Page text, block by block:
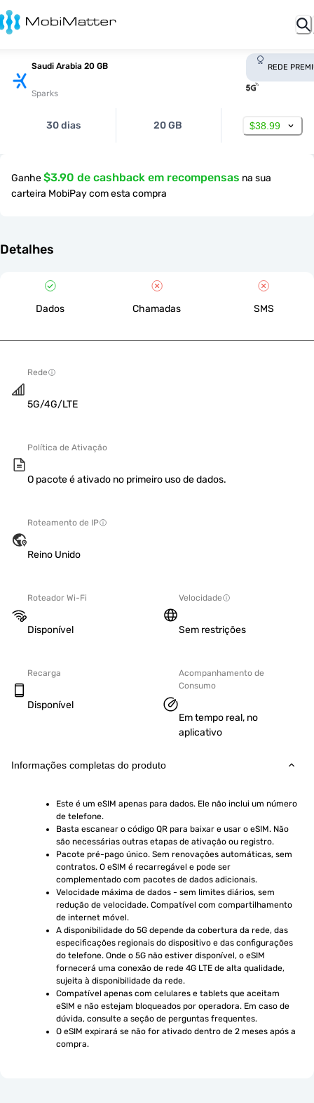
Saudi Arabia 20 GB
Sparks
REDE
30 dias 20 GB $38.99
Ganhe$3.90 de cashback em recompensas na sua
carteira MobiPay com esta compra
Detalhes
Dados Chamadas SMS
Rede
5G/4G/LTE
Política de Ativação
O pacote é ativado no primeiro uso de dados.
Roteamento de IP
Reino Unido
Roteador Wi-Fi
Disponível
Velocidade
Sem restrições
Recarga
Disponível
Acompanhamento de
Consumo
Em tempo real, no
aplicativo
Informações completas do produto
Este é um eSIM apenas para dados. Ele não inclui um número
de telefone.
Basta escanear o código QR para baixar e usar o eSIM. Não
são necessárias outras etapas de ativação ou registro.
Pacote pré-pago único. Sem renovações automáticas, sem
contratos. O eSIM é recarregável e pode ser
complementado com pacotes de dados adicionais.
Velocidade máxima de dados - sem limites diários, sem
redução de velocidade. Compatível com compartilhamento
de internet móvel.
A disponibilidade do 5G depende da cobertura da rede, das
especificações regionais do dispositivo e das configurações
do telefone. Onde o 5G não estiver disponível, o eSIM
fornecerá uma conexão de rede 4G LTE de alta qualidade,
sujeita à disponibilidade da rede.
Compatível apenas com celulares e tablets que aceitam
eSIM e não estejam bloqueados por operadora. Em caso de
dúvida, consulte a seção de perguntas frequentes.
O eSIM expirará se não for ativado dentro de 2 meses após a
compra.